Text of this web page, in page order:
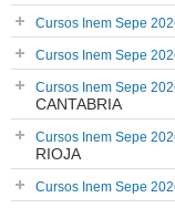
Cursos Inem Sepe
Cursos Inem Sepe
Cursos Inem Sepe
CANTABRIA
Cursos Inem Sepe
RIOJA
Cursos Inem Sepe